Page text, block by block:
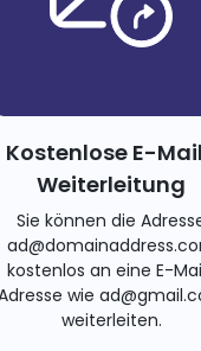
Kostenlose E-
Weiterleitung
Sie können die
kostenlos an eine E-
wie
weiterleiten.